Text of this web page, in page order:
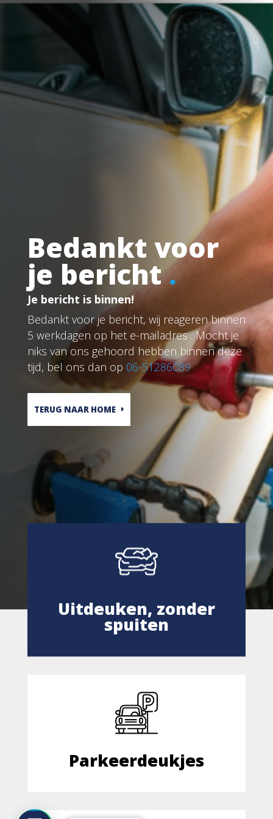
Bedankt voor
je bericht.
Je bericht is binnen!
Bedankt voor je bericht, wij reageren binnen
5 werkdagen op het e-mailadres . Mocht je
niks van ons gehoord hebben binnen deze
tijd, bel ons dan op 06-51286089
TERUG NAAR HOME
Uitdeuken, zonder
spuiten
Parkeerdeukjes